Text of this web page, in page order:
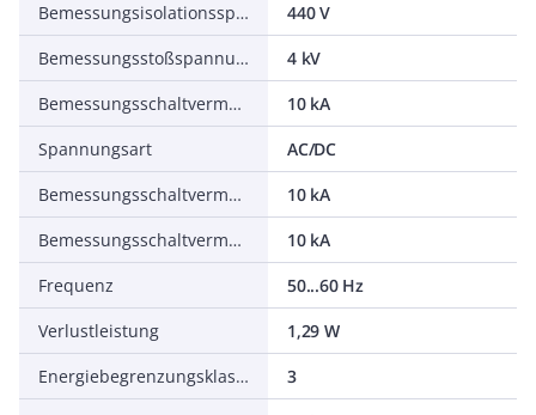
Bemessungsisolationsspannung Ui
440 V
Bemessungsstoßspannungsfestigkeit Uimp
4 kV
Bemessungsschaltvermögen Icn nach EN 60898 bei 230 V
10 kA
Spannungsart
AC/DC
Bemessungsschaltvermögen Icn nach EN 60898 bei 400 V
10 kA
Bemessungsschaltvermögen Icu nach IEC 60947-2 bei 230 V
10 kA
Frequenz
50...60 Hz
Verlustleistung
1,29 W
Energiebegrenzungsklasse
3